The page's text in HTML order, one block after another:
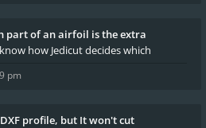
part of an airfoil is the extra
how Jedicut decides which
pm
DXF profile, but It won't cut